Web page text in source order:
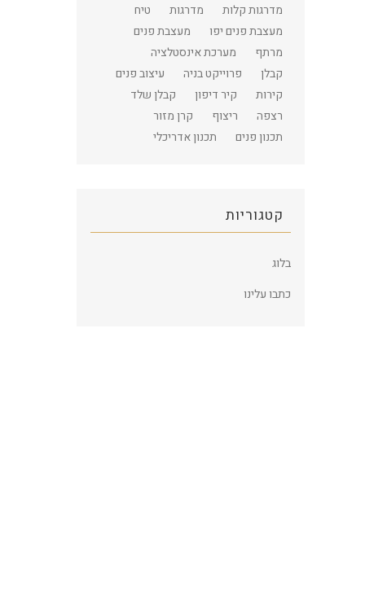
טיח
מדרגות
מדרגות קלות
מעצבת פנים
מעצבת פנים יפו
מערכת אינסטלציה
מרתף
עיצוב פנים
פרוייקט בניה
קבלן
קבלן שלד
קיר דיפון
קירות
קרן מזור
ריצוף
רצפה
תכנון אדריכלי
תכנון פנים
קטגוריות
בלוג
כתבו עלינו